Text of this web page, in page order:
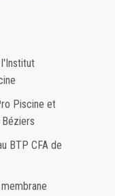
Piscine et
Béziers
BTP CFA de